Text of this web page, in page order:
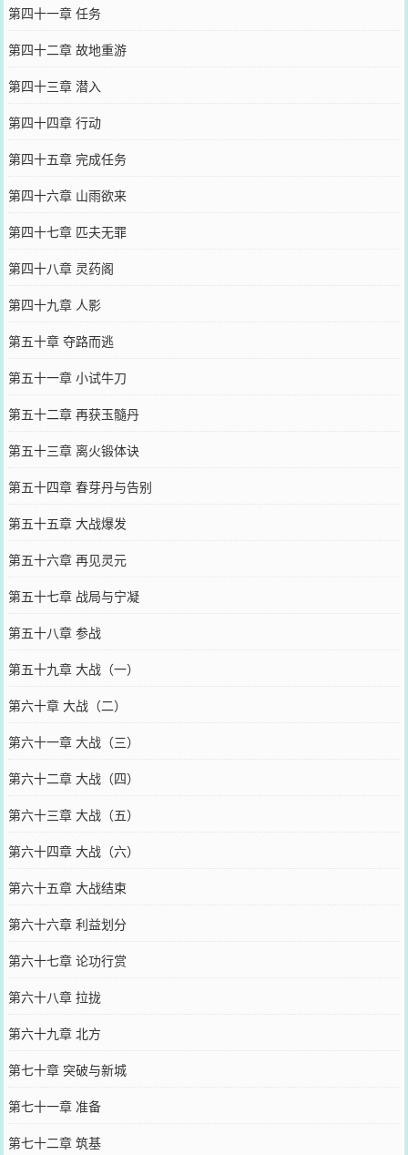
第四十一章 任务
第四十二章 故地重游
第四十三章 潜入
第四十四章 行动
第四十五章 完成任务
第四十六章 山雨欲来
第四十七章 匹夫无罪
第四十八章 灵药阁
第四十九章 人影
第五十章 夺路而逃
第五十一章 小试牛刀
第五十二章 再获玉髓丹
第五十三章 离火锻体诀
第五十四章 春芽丹与告别
第五十五章 大战爆发
第五十六章 再见灵元
第五十七章 战局与宁凝
第五十八章 参战
第五十九章 大战（一）
第六十章 大战（二）
第六十一章 大战（三）
第六十二章 大战（四）
第六十三章 大战（五）
第六十四章 大战（六）
第六十五章 大战结束
第六十六章 利益划分
第六十七章 论功行赏
第六十八章 拉拢
第六十九章 北方
第七十章 突破与新城
第七十一章 准备
第七十二章 筑基